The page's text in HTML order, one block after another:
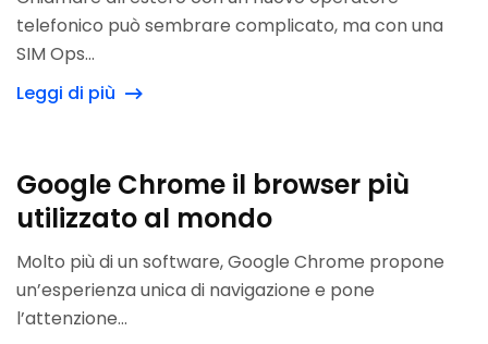
telefonico può sembrare complicato, ma con una
SIM Ops...
Leggi di più
Google Chrome il browser più
utilizzato al mondo
Molto più di un software, Google Chrome propone
un’esperienza unica di navigazione e pone
l’attenzione...